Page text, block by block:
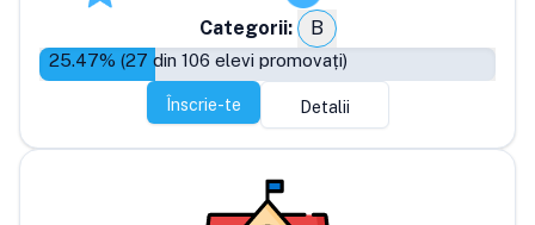
Categorii:
B
25.47% (27 din 106 elevi promovați)
Înscrie-te Detalii